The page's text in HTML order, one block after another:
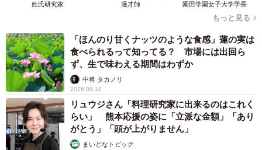
姓氏研究家 漫才師 園田学園女子大学学長
もっと見る
「ほんのり甘くナッツのような食感」蓮の実は
食べられるって知ってる？ 市場には出回ら
ず、生で味わえる期間はわずか
中将 タカノリ
2026.08.10
リュウジさん「料理研究家に出来るのはこれく
らい」 熊本応援の姿に「立派な金額」「あり
がとう」「頭が上がりません」
まいどなトピック